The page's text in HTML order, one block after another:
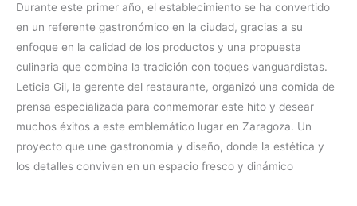
Durante este primer año, el establecimiento se ha convertido
en un referente gastronómico en la ciudad, gracias a su
enfoque en la calidad de los productos y una propuesta
culinaria que combina la tradición con toques vanguardistas.
Leticia Gil, la gerente del restaurante, organizó una comida de
prensa especializada para conmemorar este hito y desear
muchos éxitos a este emblemático lugar en Zaragoza. Un
proyecto que une gastronomía y diseño, donde la estética y
los detalles conviven en un espacio fresco y dinámico